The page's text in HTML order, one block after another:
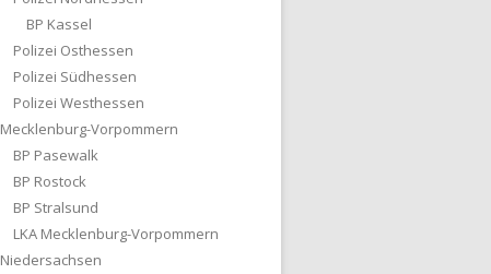
BP Kassel
Polizei Osthessen
Polizei Südhessen
Polizei Westhessen
Mecklenburg-Vorpommern
BP Pasewalk
BP Rostock
BP Stralsund
LKA Mecklenburg-Vorpommern
Niedersachsen